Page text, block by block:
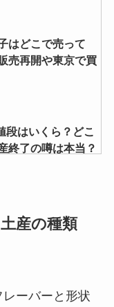
はどこで売って
売再開や東京で買
段はいくら？どこ
終了の噂は本当？
ヒーポーションは
？コストコで買え
産の種類
ーバーと形状